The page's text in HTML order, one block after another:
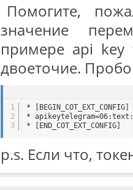
Помогите,
значение
примере api key
двоеточие.
1
2
3
* [BEGIN_COT_EXT_CONFIG]
*
* [END_COT_EXT_CONFIG]
p.s. Если что,